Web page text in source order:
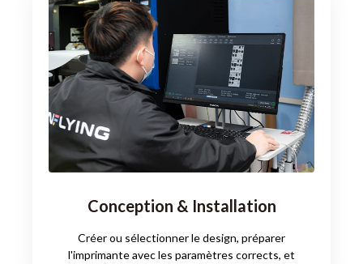
Conception & Installation
Créer ou sélectionner le design, préparer
l'imprimante avec les paramètres corrects, et